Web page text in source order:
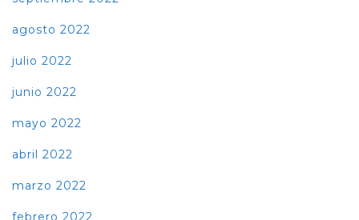
agosto 2022
julio 2022
junio 2022
mayo 2022
abril 2022
marzo 2022
febrero 2022